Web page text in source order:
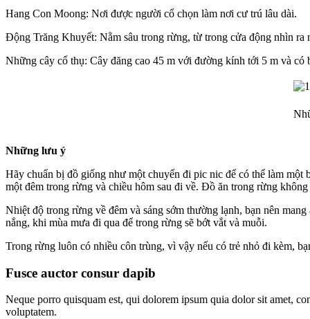
Hang Con Moong: Nơi được người cổ chọn làm nơi cư trú lâu dài.
Động Trăng Khuyết: Nằm sâu trong rừng, từ trong cửa động nhìn ra
Những cây cổ thụ: Cây đăng cao 45 m với đường kính tới 5 m và có
Những lưu ý
Hãy chuẩn bị đồ giống như một chuyến đi pic nic để có thể làm
một đêm trong rừng và chiều hôm sau đi về. Đồ ăn trong rừng
Nhiệt độ trong rừng về đêm và sáng sớm thường lạnh, bạn nên
nắng, khi mùa mưa đi qua để trong rừng sẽ bớt vắt và muỗi.
Trong rừng luôn có nhiều côn trùng, vì vậy nếu có trẻ nhỏ đi kèm,
Fusce auctor consur dapib
Neque porro quisquam est, qui dolorem ipsum quia dolor sit amet,
voluptatem.